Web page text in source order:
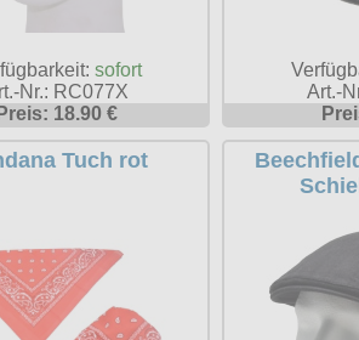
sofort
Nr.: RC077X
Preis: 18.90 €
Art.-
Tuch rot